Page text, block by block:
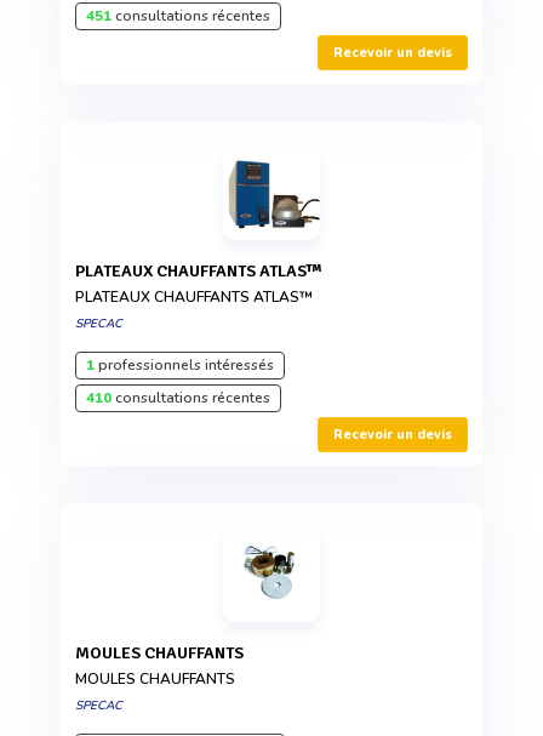
451consultations récentes
Recevoir un devis
PLATEAUX CHAUFFANTS ATLAS™
PLATEAUX CHAUFFANTS ATLAS™
SPECAC
1professionnels intéressés
410consultations récentes
Recevoir un devis
MOULES CHAUFFANTS
MOULES CHAUFFANTS
SPECAC